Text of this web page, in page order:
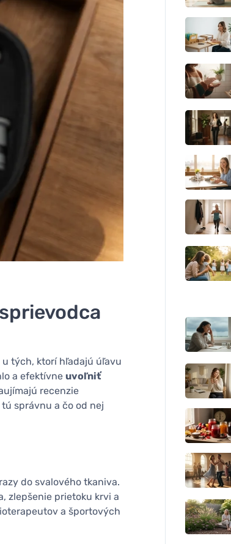
u tých, ktorí hľadajú úľavu
a efektívne uvoľniť
recenzie
správnu a čo od nej
do svalového tkaniva.
zlepšenie prietoku krvi a
a športových